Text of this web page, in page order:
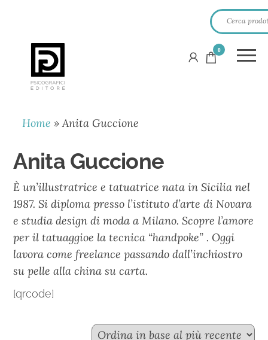
PSICOGRAFICI
EDITORE
0
Home »Anita Guccione
Anita Guccione
È un’illustratrice e tatuatrice nata in Sicilia nel
1987. Si diploma presso l’istituto d’arte di Novara
e studia design di moda a Milano. Scopre l’amore
per il tatuaggioe la tecnica “handpoke” . Oggi
lavora come freelance passando dall’inchiostro
su pelle alla china su carta.
[qrcode]